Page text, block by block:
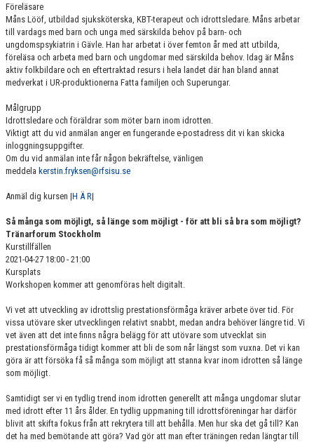
Föreläsare
Måns Lööf, utbildad sjuksköterska, KBT-terapeut och idrottsledare. Måns arbetar
till vardags med barn och unga med särskilda behov på barn- och
ungdomspsykiatrin i Gävle. Han har arbetat i över femton år med att utbilda,
föreläsa och arbeta med barn och ungdomar med särskilda behov. Idag är Måns
aktiv folkbildare och en eftertraktad resurs i hela landet där han bland annat
medverkat i UR-produktionerna Fatta familjen och Superungar.
Målgrupp
Idrottsledare och föräldrar som möter barn inom idrotten.
Viktigt att du vid anmälan anger en fungerande e-postadress dit vi kan skicka
inloggningsuppgifter.
Om du vid anmälan inte får någon bekräftelse, vänligen
meddela kerstin.fryksen@rfsisu.se
Anmäl dig kursen |H Ä R|
Så många som möjligt, så länge som möjligt - för att bli så bra som möjligt?
Tränarforum Stockholm
Kurstillfällen
2021-04-27 18:00 - 21:00
Kursplats
Workshopen kommer att genomföras helt digitalt.
Vi vet att utveckling av idrottslig prestationsförmåga kräver arbete över tid. För
vissa utövare sker utvecklingen relativt snabbt, medan andra behöver längre tid. Vi
vet även att det inte finns några belägg för att utövare som utvecklat sin
prestationsförmåga tidigt kommer att bli de som når längst som vuxna. Det vi kan
göra är att försöka få så många som möjligt att stanna kvar inom idrotten så länge
som möjligt.
Samtidigt ser vi en tydlig trend inom idrotten generellt att många ungdomar slutar
med idrott efter 11 års ålder. En tydlig uppmaning till idrottsföreningar har därför
blivit att skifta fokus från att rekrytera till att behålla. Men hur ska det gå till? Kan
det ha med bemötande att göra? Vad gör att man efter träningen redan längtar till